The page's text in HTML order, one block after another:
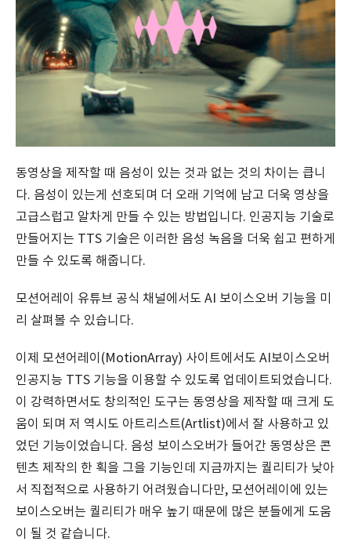
동영상을 제작할 때 음성이 있는 것과 없는 것의 차이는 큽니
다. 음성이 있는게 선호되며 더 오래 기억에 남고 더욱 영상을
고급스럽고 알차게 만들 수 있는 방법입니다. 인공지능 기술로
만들어지는 TTS 기술은 이러한 음성 녹음을 더욱 쉽고 편하게
만들 수 있도록 해줍니다.
모션어레이 유튜브 공식 채널에서도 AI 보이스오버 기능을 미
리 살펴볼 수 있습니다.
이제 모션어레이(MotionArray) 사이트에서도 AI보이스오버
인공지능 TTS 기능을 이용할 수 있도록 업데이트되었습니다.
이 강력하면서도 창의적인 도구는 동영상을 제작할 때 크게 도
움이 되며 저 역시도 아트리스트(Artlist)에서 잘 사용하고 있
었던 기능이었습니다. 음성 보이스오버가 들어간 동영상은 콘
텐츠 제작의 한 획을 그을 기능인데 지금까지는 퀄리티가 낮아
서 직접적으로 사용하기 어려웠습니다만, 모션어레이에 있는
보이스오버는 퀄리티가 매우 높기 때문에 많은 분들에게 도움
이 될 것 같습니다.